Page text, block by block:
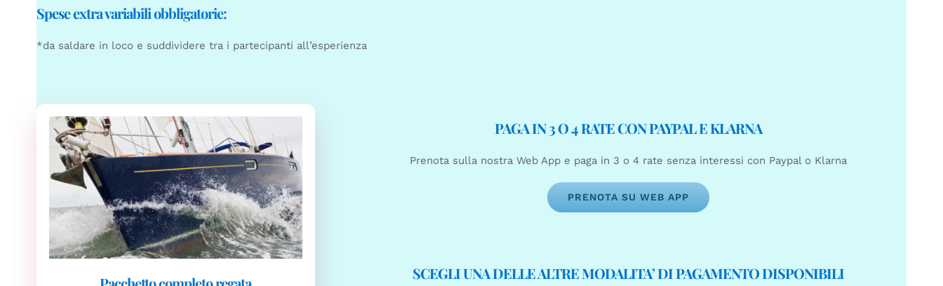
Spese extra variabili obbligatorie:
*da saldare in loco e suddividere tra i partecipanti all’esperienza
PAGA IN 3 O 4 RATE CON PAYPAL E KLARNA
Prenota sulla nostra Web App e paga in 3 o 4 rate senza interessi con Paypal o Klarna
PRENOTA SU WEB APP
SCEGLI UNA DELLE ALTRE MODALITA’ DI PAGAMENTO DISPONIBILI